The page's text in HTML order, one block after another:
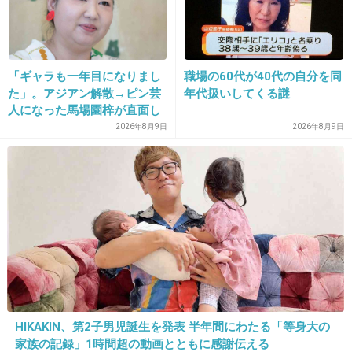
酷くて見てられなかった。
+94 -29
2014/05/04(日) 10:08:15
若い方の松井さんの方が似合う役だったような…
+33 -46
17. 匿名 2014/05/04(日) 10:08:31
「ギャラも一年目になりまし
た」。アジアン解散→ピン芸
人になった馬場園梓が直面し
た現実、そして携える芸人と
しての矜持
2026年8月9日
職場の60代が40代の自分を同
年代扱いしてくる謎
2026年8月9日
HIKAKIN、第2子男児誕生を発表 半年間にわたる「等身大の
家族の記録」1時間超の動画とともに感謝伝える